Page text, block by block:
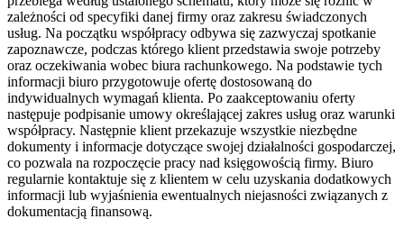
zależności od specyfiki danej firmy oraz zakresu świadczonych
usług. Na początku współpracy odbywa się zazwyczaj spotkanie
zapoznawcze, podczas którego klient przedstawia swoje potrzeby
oraz oczekiwania wobec biura rachunkowego. Na podstawie tych
informacji biuro przygotowuje ofertę dostosowaną do
indywidualnych wymagań klienta. Po zaakceptowaniu oferty
następuje podpisanie umowy określającej zakres usług oraz warunki
współpracy. Następnie klient przekazuje wszystkie niezbędne
dokumenty i informacje dotyczące swojej działalności gospodarczej,
co pozwala na rozpoczęcie pracy nad księgowością firmy. Biuro
regularnie kontaktuje się z klientem w celu uzyskania dodatkowych
informacji lub wyjaśnienia ewentualnych niejasności związanych z
dokumentacją finansową.